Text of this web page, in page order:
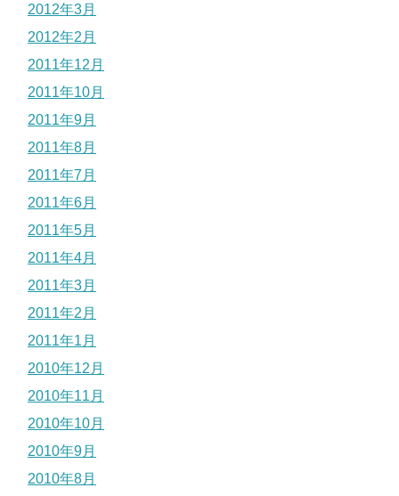
2012年3月
2012年2月
2011年12月
2011年10月
2011年9月
2011年8月
2011年7月
2011年6月
2011年5月
2011年4月
2011年3月
2011年2月
2011年1月
2010年12月
2010年11月
2010年10月
2010年9月
2010年8月